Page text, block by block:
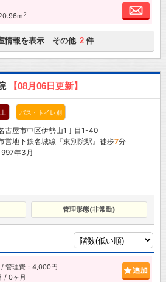
2
お
情報を表示 その他 2 件
【08月06日更新】
バス・トイレ別
古屋市中区伊勢山1丁目1-40
営地下鉄名城線『東別院駅 』徒歩7分
年3月
管理形態(非常勤)
/ 管理費：4,000円
/ 0ヶ月